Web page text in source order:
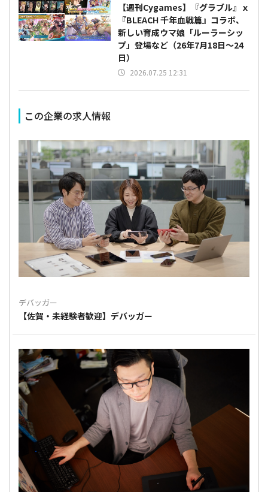
【週刊Cygames】『グラブル』ｘ
『BLEACH 千年血戦篇』コラボ、
新しい育成ウマ娘「ルーラーシッ
プ」登場など（26年7月18日～24
日）
2026.07.25 12:31
この企業の求人情報
デバッガー
【佐賀・未経験者歓迎】デバッガー